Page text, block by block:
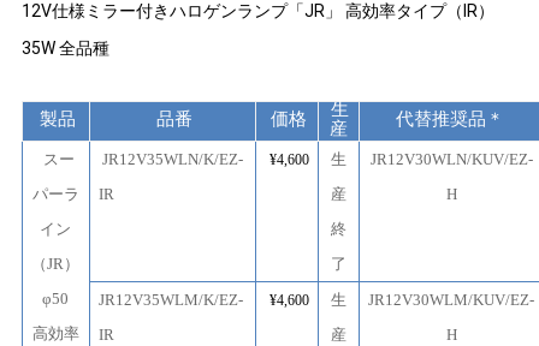
12V仕様ミラー付きハロゲンランプ「JR」 高効率タイプ（IR）
35W 全品種
製品 品番 価格
生
産
代替推奨品＊
スー
パーラ
イン
（JR）
φ50
高効率
JR12V35WLN/K/EZ-
IR
¥4,600
生
産
終
了
JR12V30WLN/KUV/EZ-
H
JR12V35WLM/K/EZ-
IR
¥4,600
生
産
JR12V30WLM/KUV/EZ-
H